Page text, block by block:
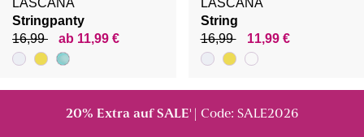
LASCANA
Stringpanty
16,99
ab 11,99 €
LASCANA
String
16,99
11,99 €
20% Extra auf SALE ¹ | Code: SALE2026